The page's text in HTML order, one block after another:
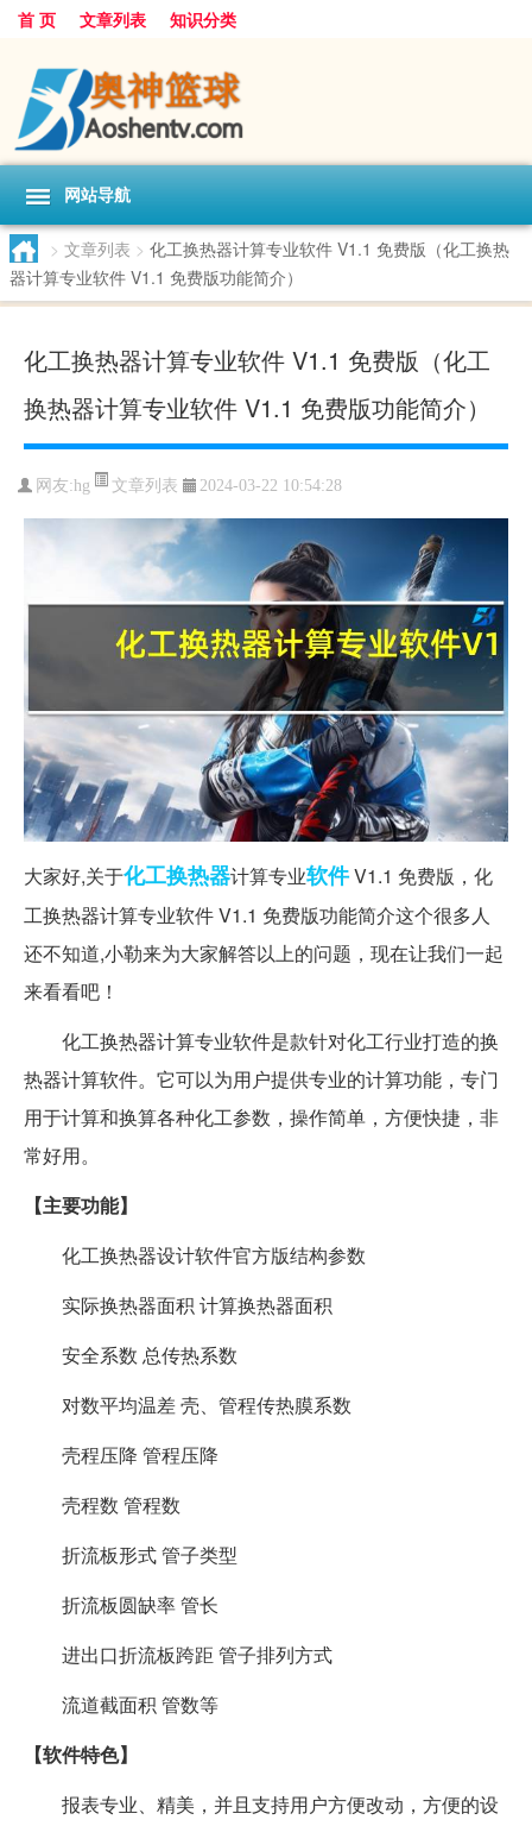
首 页 文章列表 知识分类
网站导航
> 文章列表 > 化工换热器计算专业软件 V1.1 免费版（化工换热
器计算专业软件 V1.1 免费版功能简介）
化工换热器计算专业软件 V1.1 免费版（化工
换热器计算专业软件 V1.1 免费版功能简介）
网友:hg 文章列表 2024-03-22 10:54:28
大家好,关于化工换热器计算专业软件V1.1 免费版，化
工换热器计算专业软件 V1.1 免费版功能简介这个很多人
还不知道,小勒来为大家解答以上的问题，现在让我们一起
来看看吧！
化工换热器计算专业软件是款针对化工行业打造的换
热器计算软件。它可以为用户提供专业的计算功能，专门
用于计算和换算各种化工参数，操作简单，方便快捷，非
常好用。
【主要功能】
化工换热器设计软件官方版结构参数
实际换热器面积 计算换热器面积
安全系数 总传热系数
对数平均温差 壳、管程传热膜系数
壳程压降 管程压降
壳程数 管程数
折流板形式 管子类型
折流板圆缺率 管长
进出口折流板跨距 管子排列方式
流道截面积 管数等
【软件特色】
报表专业、精美，并且支持用户方便改动，方便的设